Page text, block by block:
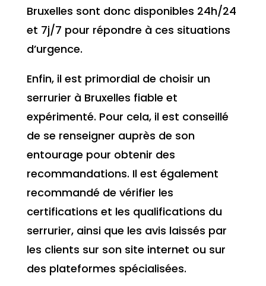
Bruxelles sont donc disponibles 24h/24
et 7j/7 pour répondre à ces situations
d’urgence.
Enfin, il est primordial de choisir un
serrurier à Bruxelles fiable et
expérimenté. Pour cela, il est conseillé
de se renseigner auprès de son
entourage pour obtenir des
recommandations. Il est également
recommandé de vérifier les
certifications et les qualifications du
serrurier, ainsi que les avis laissés par
les clients sur son site internet ou sur
des plateformes spécialisées.